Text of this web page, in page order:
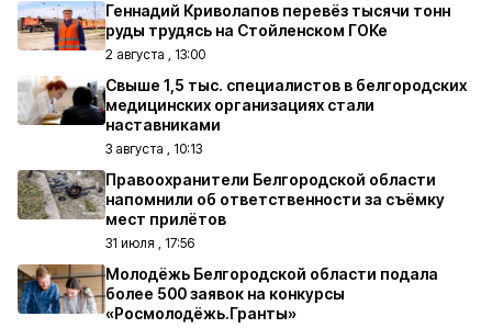
Геннадий Криволапов перевёз тысячи тонн
руды трудясь на Стойленском ГОКе
2 августа , 13:00
Свыше 1,5 тыс. специалистов в белгородских
медицинских организациях стали
наставниками
3 августа , 10:13
Правоохранители Белгородской области
напомнили об ответственности за съёмку
мест прилётов
31 июля , 17:56
Молодёжь Белгородской области подала
более 500 заявок на конкурсы
«Росмолодёжь.Гранты»